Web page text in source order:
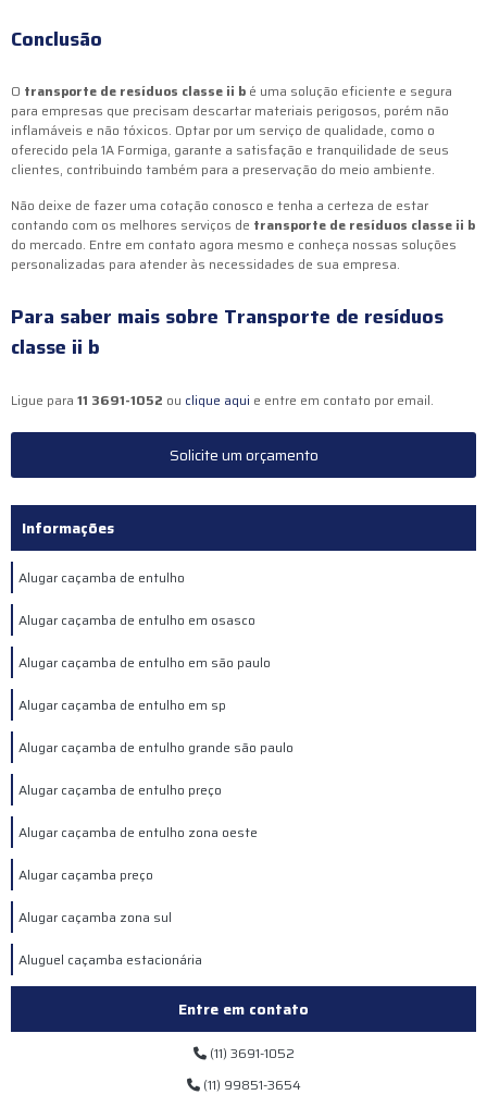
Conclusão
O transporte de resíduos classe ii b é uma solução eficiente e segura
para empresas que precisam descartar materiais perigosos, porém não
inflamáveis e não tóxicos. Optar por um serviço de qualidade, como o
oferecido pela 1A Formiga, garante a satisfação e tranquilidade de seus
clientes, contribuindo também para a preservação do meio ambiente.
Não deixe de fazer uma cotação conosco e tenha a certeza de estar
contando com os melhores serviços de transporte de resíduos classe ii b
do mercado. Entre em contato agora mesmo e conheça nossas soluções
personalizadas para atender às necessidades de sua empresa.
Para saber mais sobre Transporte de resíduos
classe ii b
Ligue para 11 3691-1052 ou clique aqui e entre em contato por email.
Solicite um orçamento
Informações
Alugar caçamba de entulho
Alugar caçamba de entulho em osasco
Alugar caçamba de entulho em são paulo
Alugar caçamba de entulho em sp
Alugar caçamba de entulho grande são paulo
Alugar caçamba de entulho preço
Alugar caçamba de entulho zona oeste
Alugar caçamba preço
Alugar caçamba zona sul
Aluguel caçamba estacionária
Aluguel de caçamba de entulho
Aluguel de caçamba de entulho em sp
Entre em contato
(11) 3691-1052
(11) 99851-3654